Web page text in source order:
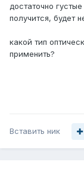
достаточно
получится, будет
какой тип
применить?
Вставить ник